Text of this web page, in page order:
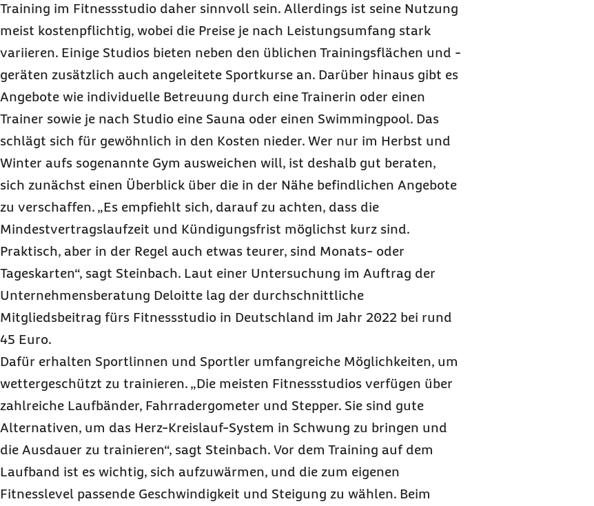
Training im Fitnessstudio daher sinnvoll sein. Allerdings ist seine Nutzung
meist kostenpflichtig, wobei die Preise je nach Leistungsumfang stark
variieren. Einige Studios bieten neben den üblichen Trainingsflächen und -
geräten zusätzlich auch angeleitete Sportkurse an. Darüber hinaus gibt es
Angebote wie individuelle Betreuung durch eine Trainerin oder einen
Trainer sowie je nach Studio eine Sauna oder einen Swimmingpool. Das
schlägt sich für gewöhnlich in den Kosten nieder. Wer nur im Herbst und
Winter aufs sogenannte Gym ausweichen will, ist deshalb gut beraten,
sich zunächst einen Überblick über die in der Nähe befindlichen Angebote
zu verschaffen. „Es empfiehlt sich, darauf zu achten, dass die
Mindestvertragslaufzeit und Kündigungsfrist möglichst kurz sind.
Praktisch, aber in der Regel auch etwas teurer, sind Monats- oder
Tageskarten“, sagt Steinbach. Laut einer Untersuchung im Auftrag der
Unternehmensberatung Deloitte lag der durchschnittliche
Mitgliedsbeitrag fürs Fitnessstudio in Deutschland im Jahr 2022 bei rund
45 Euro.
Dafür erhalten Sportlinnen und Sportler umfangreiche Möglichkeiten, um
wettergeschützt zu trainieren. „Die meisten Fitnessstudios verfügen über
zahlreiche Laufbänder, Fahrradergometer und Stepper. Sie sind gute
Alternativen, um das Herz-Kreislauf-System in Schwung zu bringen und
die Ausdauer zu trainieren“, sagt Steinbach. Vor dem Training auf dem
Laufband ist es wichtig, sich aufzuwärmen, und die zum eigenen
Fitnesslevel passende Geschwindigkeit und Steigung zu wählen. Beim